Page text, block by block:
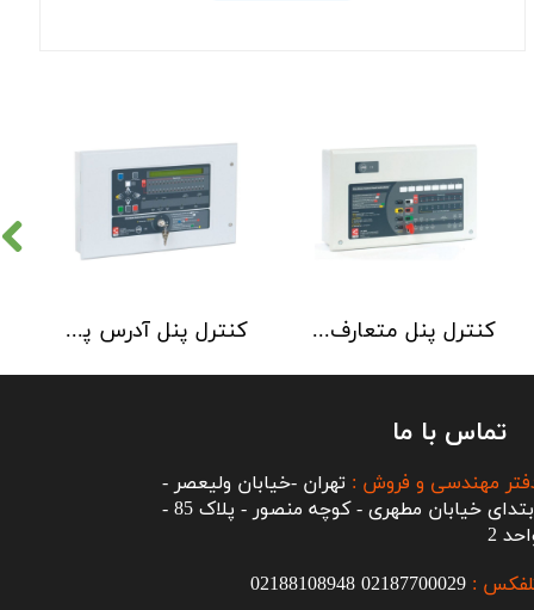
کنترل پنل آدرس پذیر C-TEC سری XFP دو لوپ 32 زون کنترل پنل متعارف C-TEC سری CFP 8 Zone
تماس با ما
:
02187700029
02188108948
مهندسی و فروش : تهران -خیابان ولیعصر -
ابتدای خیابان مطهری - کوچه منصور - پلاک 85 -
2